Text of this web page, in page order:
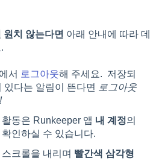
치 않는다면 아래 안내에 따라 데
서 로그아웃해 주세요. 저장되
있다는 알림이 뜬다면
로그아웃
동은 Runkeeper 앱 내 계정의
인하실 수 있습니다.
크롤을 내리며 빨간색 삼각형